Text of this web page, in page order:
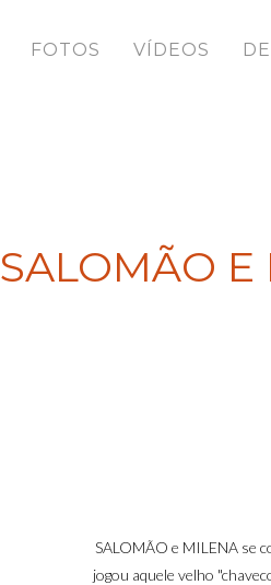
FOTOS VÍDEOS
SALOMÃO E
SALOMÃO e MILENA se
jogou aquele velho